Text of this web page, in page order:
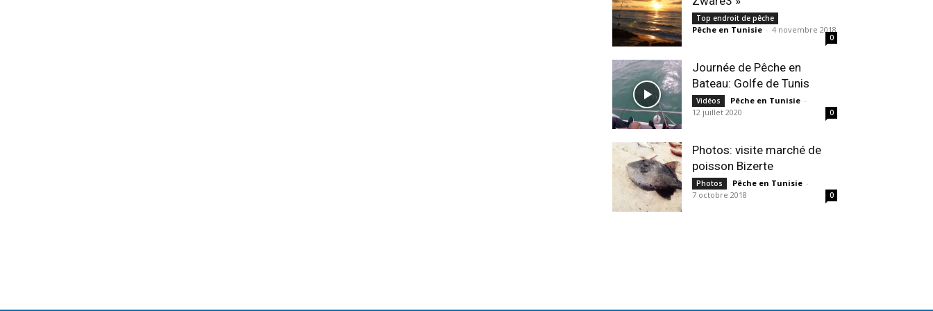
Top endroit de pêche
Pêche en Tunisie - 4 novembre 2018
0
Journée de Pêche en
Bateau: Golfe de Tunis
Vidéos Pêche en Tunisie -
12 juillet 2020
0
Photos: visite marché de
poisson Bizerte
Photos Pêche en Tunisie -
7 octobre 2018
0